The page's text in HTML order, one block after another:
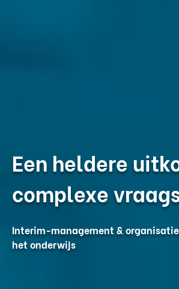
Een heldere
complexe
Interim-management &
het onderwijs